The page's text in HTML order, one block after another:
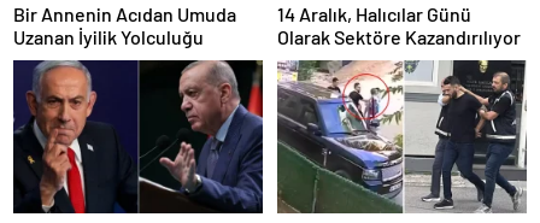
Bir Annenin Acıdan Umuda
Uzanan İyilik Yolculuğu
14 Aralık, Halıcılar Günü
Olarak Sektöre Kazandırılıyor